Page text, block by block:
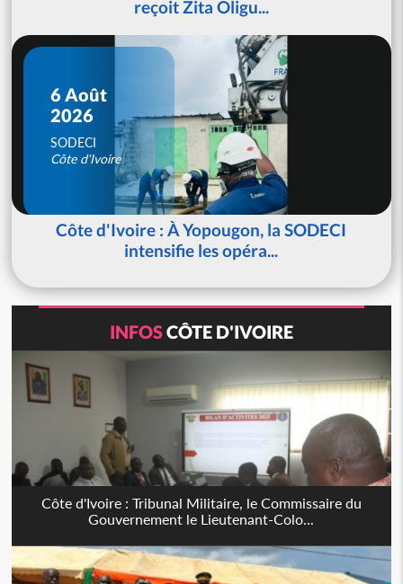
reçoit Zita Oligu...
6 Août
2026
SODECI
Côte d'Ivoire
Côte d'Ivoire : À Yopougon, la SODECI
intensifie les opéra...
INFOSCÔTE D'IVOIRE
Côte d'Ivoire : Tribunal Militaire, le Commissaire du
Gouvernement le Lieutenant-Colo...